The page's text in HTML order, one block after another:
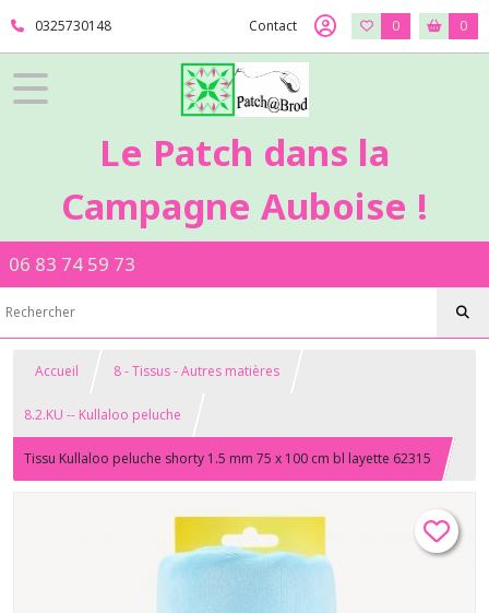
0325730148 Contact 0 0
Le Patch dans la
Campagne Auboise !
06 83 74 59 73
Accueil 8 - Tissus - Autres matières
8.2.KU -- Kullaloo peluche
Tissu Kullaloo peluche shorty 1.5 mm 75 x 100 cm bl layette 62315